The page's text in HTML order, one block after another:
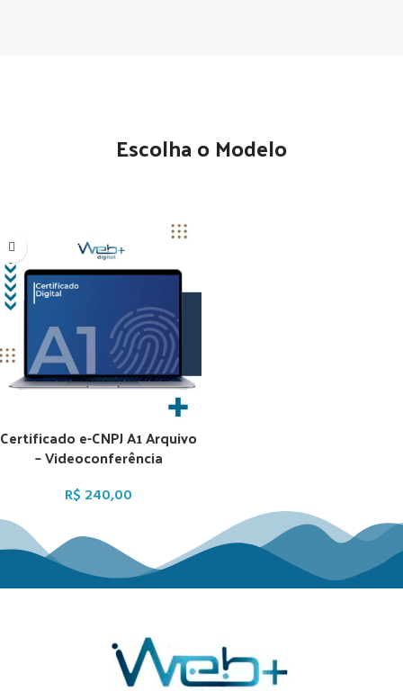
Escolha o Modelo
Certificado e-CNPJ A1 Arquivo
– Videoconferência
R$ 240,00